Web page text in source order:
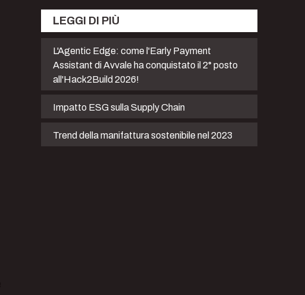
LEGGI DI PIÙ
L'Agentic Edge: come l'Early Payment
Assistant di Avvale ha conquistato il 2° posto
all'Hack2Build 2026!
Impatto ESG sulla Supply Chain
Trend della manifattura sostenibile nel 2023